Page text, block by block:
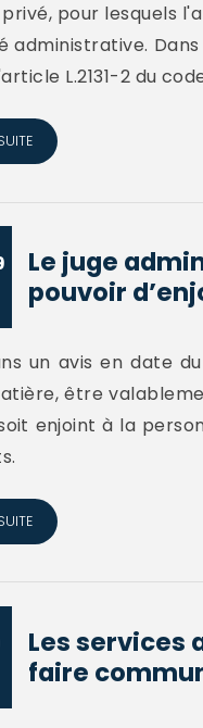
pour lesquels
administrative.
L.2131-2 du
Le juge
pouvoir
un avis en date
être
enjoint à la
Les services
faire